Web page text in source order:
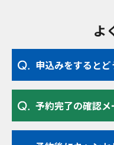
よ
申込みをするとど
予約完了の確認メ